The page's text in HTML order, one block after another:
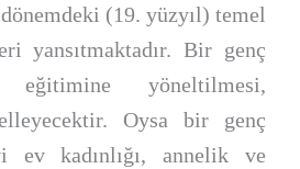
dönemdeki (19. yüzyıl) temel
yansıtmaktadır. Bir genç
eğitimine yöneltilmesi,
Oysa bir genç
ev kadınlığı, annelik ve